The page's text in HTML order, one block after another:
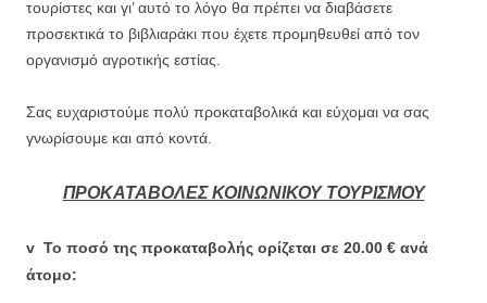
τουρίστες και γι’ αυτό το λόγο θα πρέπει να διαβάσετε
προσεκτικά το βιβλιαράκι που έχετε προμηθευθεί από τον
οργανισμό αγροτικής εστίας.
Σας ευχαριστούμε πολύ προκαταβολικά και εύχομαι να σας
γνωρίσουμε και από κοντά.
ΠΡΟΚΑΤΑΒΟΛΕΣ ΚΟΙΝΩΝΙΚΟΥ ΤΟΥΡΙΣΜΟΥ
v Το ποσό της προκαταβολής ορίζεται σε 20.00 € ανά
άτομο: